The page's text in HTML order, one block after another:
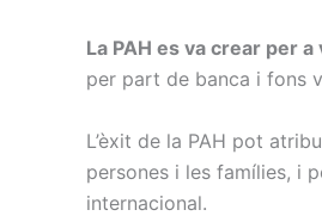
La PAH es va crear per
per part de banca i fons
L’èxit de la PAH pot
persones i les famílies, i
internacional.